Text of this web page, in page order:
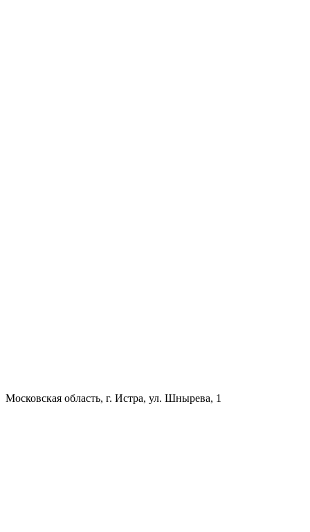
Московская область, г. Истра, ул. Шнырева, 1